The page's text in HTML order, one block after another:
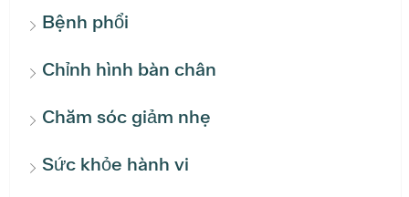
Bệnh phổi
Chỉnh hình bàn chân
Chăm sóc giảm nhẹ
Sức khỏe hành vi